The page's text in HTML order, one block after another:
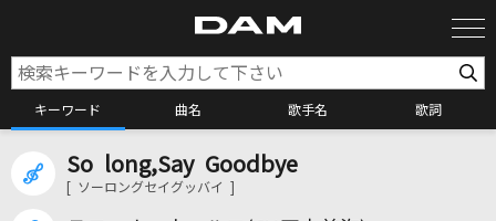
キーワード 曲名 歌手名 歌詞
カラオケ検索
So long,Say Goodbye
[ ソーロングセイグッバイ ]